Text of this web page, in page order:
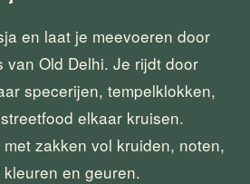
en laat je meevoeren door
van Old Delhi. Je rijdt door
specerijen, tempelklokken,
elkaar kruisen.
zakken vol kruiden, noten,
en geuren.